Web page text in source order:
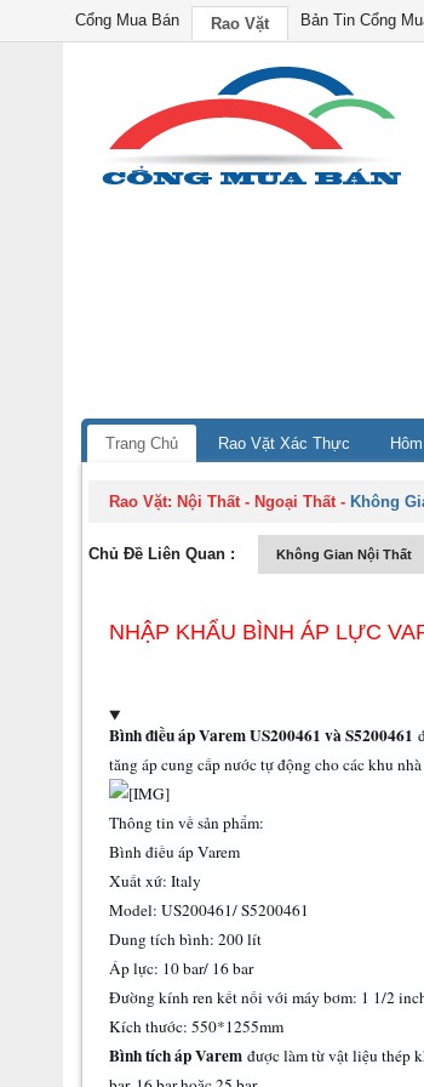
Cổng Mua Bán Rao Vặt Bản Tin Cổng
Trang Chủ Rao Vặt Xác Thực
Rao Vặt: Nội Thất - Ngoại Thất- Không
Chủ Đề Liên Quan : Không Gian Nội Thất
NHẬP KHẨU BÌNH ÁP LỰC
Bình điều áp Varem US200461 và S5200461
tăng áp cung cấp nước tự động cho các khu
Thông tin về sản phẩm:
Bình điều áp Varem
Xuất xứ: Italy
Model: US200461/ S5200461
Dung tích bình: 200 lít
Áp lực: 10 bar/ 16 bar
Đường kính ren kết nối với máy bơm: 1 1/2
Kích thước: 550*1255mm
Bình tích áp Varem được làm từ vật liệu thép